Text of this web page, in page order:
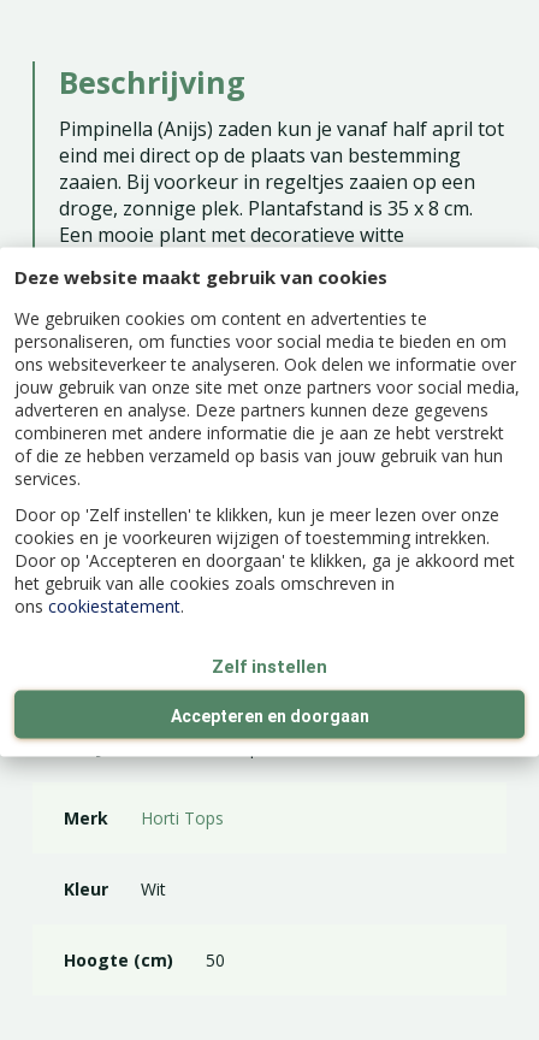
Deze website maakt gebruik van cookies
We gebruiken cookies om content en advertenties te
personaliseren, om functies voor social media te bieden en om
ons websiteverkeer te analyseren. Ook delen we informatie over
jouw gebruik van onze site met onze partners voor social media,
adverteren en analyse. Deze partners kunnen deze gegevens
combineren met andere informatie die je aan ze hebt verstrekt
of die ze hebben verzameld op basis van jouw gebruik van hun
services.
Door op 'Zelf instellen' te klikken, kun je meer lezen over onze
cookies en je voorkeuren wijzigen of toestemming intrekken.
Door op 'Accepteren en doorgaan' te klikken, ga je akkoord met
het gebruik van alle cookies zoals omschreven in
ons cookiestatement.
Zelf instellen
Accepteren en doorgaan
Beschrijving
Pimpinella (Anijs) zaden kun je vanaf half april tot
eind mei direct op de plaats van bestemming
zaaien. Bij voorkeur in regeltjes zaaien op een
droge, zonnige plek. Plantafstand is 35 x 8 cm.
Een mooie plant met decoratieve witte
in een zakje.
Zaaien: april - mei
Oogsten: augustus - september
Eénjarig
Inhoud: ca. 3 gram
Specificaties
8711117100508
Latijnse naam Pimpinella anisum
Merk Horti Tops
Kleur Wit
Hoogte (cm) 50